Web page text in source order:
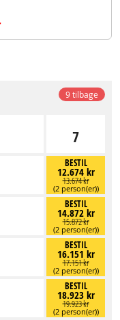
9 tilbage
7
BESTIL
12.674 kr
13.674 kr
(2 person(er))
BESTIL
14.872 kr
15.872 kr
(2 person(er))
BESTIL
16.151 kr
17.151 kr
(2 person(er))
BESTIL
18.923 kr
19.923 kr
(2 person(er))